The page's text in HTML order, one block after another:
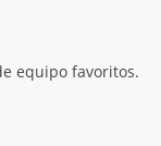
equipo favoritos.